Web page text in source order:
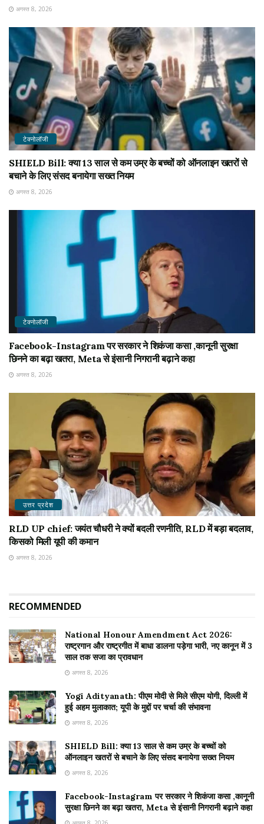
अगस्त 8, 2026
टेक्नोलॉजी
SHIELD Bill: क्या 13 साल से कम उम्र के बच्चों को ऑनलाइन खतरों से
बचाने के लिए संसद बनायेगा सख्त नियम
अगस्त 8, 2026
टेक्नोलॉजी
Facebook-Instagram पर सरकार ने शिकंजा कसा ,कानूनी सुरक्षा
छिनने का बढ़ा खतरा, Meta से इंसानी निगरानी बढ़ाने कहा
अगस्त 8, 2026
उत्तर प्रदेश
RLD UP chief: जयंत चौधरी ने क्यों बदली रणनीति, RLD में बड़ा बदलाव,
किसको मिली यूपी की कमान
अगस्त 8, 2026
RECOMMENDED
National Honour Amendment Act 2026:
राष्ट्रगान और राष्ट्रगीत में बाधा डालना पड़ेगा भारी, नए कानून में 3
साल तक सजा का प्रावधान
अगस्त 8, 2026
Yogi Adityanath: पीएम मोदी से मिले सीएम योगी, दिल्ली में
हुई अहम मुलाकात; यूपी के मुद्दों पर चर्चा की संभावना
अगस्त 8, 2026
SHIELD Bill: क्या 13 साल से कम उम्र के बच्चों को
ऑनलाइन खतरों से बचाने के लिए संसद बनायेगा सख्त नियम
अगस्त 8, 2026
Facebook-Instagram पर सरकार ने शिकंजा कसा ,कानूनी
सुरक्षा छिनने का बढ़ा खतरा, Meta से इंसानी निगरानी बढ़ाने कहा